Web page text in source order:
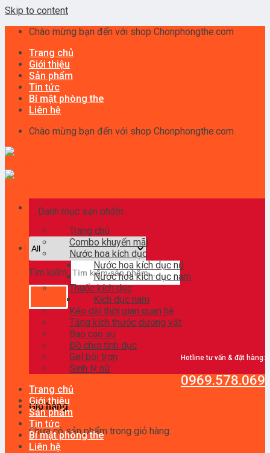
Skip to content
Chào mừng bạn đến với shop Chonphongthe.com
Trang chủ
Giới thiệu
Sản phẩm
Tin tức
Bí mật phòng the
Liên hệ
Chào mừng bạn đến với shop Chonphongthe.com
Tìm kiếm:
Hotline tư vấn & đặt hàng:
0969.578.069
Giỏ hàng
Chưa có sản phẩm trong giỏ hàng.
Danh mục sản phẩm
Trang chủ
Combo khuyến mãi
Nước hoa kích dục
Nước hoa kích dục nữ
Nước hoa kích dục nam
Thuốc kích dục
Kích dục nam
Kéo dài thời gian quan hệ
Tăng kích thước dương vật
Bao cao su
Đồ chơi tình dục
Gel bôi trơn
Sinh lý nữ
Trang chủ
Giới thiệu
Sản phẩm
Tin tức
Bí mật phòng the
Liên hệ